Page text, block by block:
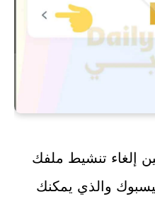
إلغاء تنشيط ملفك
والذي يمكنك